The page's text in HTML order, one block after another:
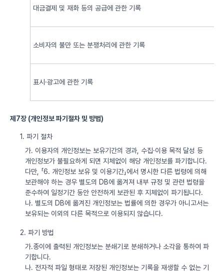
대금결제 및 재화 등의 공급에 관한 기록
소비자의 불만 또는 분쟁처리에 관한 기록
표시·광고에 관한 기록
제7장 (개인정보 파기절차 및 방법)
1. 파기 절차
가. 이용자의 개인정보는 보유기간의 경과, 수집·이용 목적 달성 등
개인정보가 불필요하게 되면 지체없이 해당 개인정보를 파기합니다.
다만, 「6. 개인정보 보유 및 이용기간」에서 명시한 다른 법령에 의해
보관해야 하는 경우 별도의 DB에 옮겨져 내부 규정 및 관련 법령을
준수하여 일정기간 동안 안전하게 보관된 후 지체없이 파기됩니다.
나. 별도의 DB에 옮겨진 개인정보는 법률에 의한 경우가 아니고서는
보유되는 이외의 다른 목적으로 이용되지 않습니다.
2. 파기 방법
가.종이에 출력된 개인정보는 분쇄기로 분쇄하거나 소각을 통하여 파
기합니다.
나. 전자적 파일 형태로 저장된 개인정보는 기록을 재생할 수 없는 기